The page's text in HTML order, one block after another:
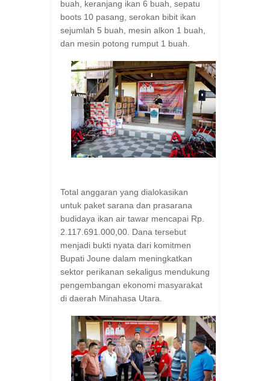
buah, keranjang ikan 6 buah, sepatu
boots 10 pasang, serokan bibit ikan
sejumlah 5 buah, mesin alkon 1 buah,
dan mesin potong rumput 1 buah.
Total anggaran yang dialokasikan
untuk paket sarana dan prasarana
budidaya ikan air tawar mencapai Rp.
2.117.691.000,00. Dana tersebut
menjadi bukti nyata dari komitmen
Bupati Joune dalam meningkatkan
sektor perikanan sekaligus mendukung
pengembangan ekonomi masyarakat
di daerah Minahasa Utara.